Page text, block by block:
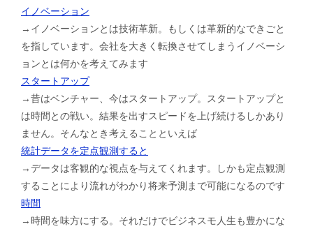
イノベーション
→イノベーションとは技術革新。もしくは革新的なできごと
を指しています。会社を大きく転換させてしまうイノベーシ
ョンとは何かを考えてみます
スタートアップ
→昔はベンチャー、今はスタートアップ。スタートアップと
は時間との戦い。結果を出すスピードを上げ続けるしかあり
ません。そんなとき考えることといえば
統計データを定点観測すると
→データは客観的な視点を与えてくれます。しかも定点観測
することにより流れがわかり将来予測まで可能になるのです
時間
→時間を味方にする。それだけでビジネスモ人生も豊かにな